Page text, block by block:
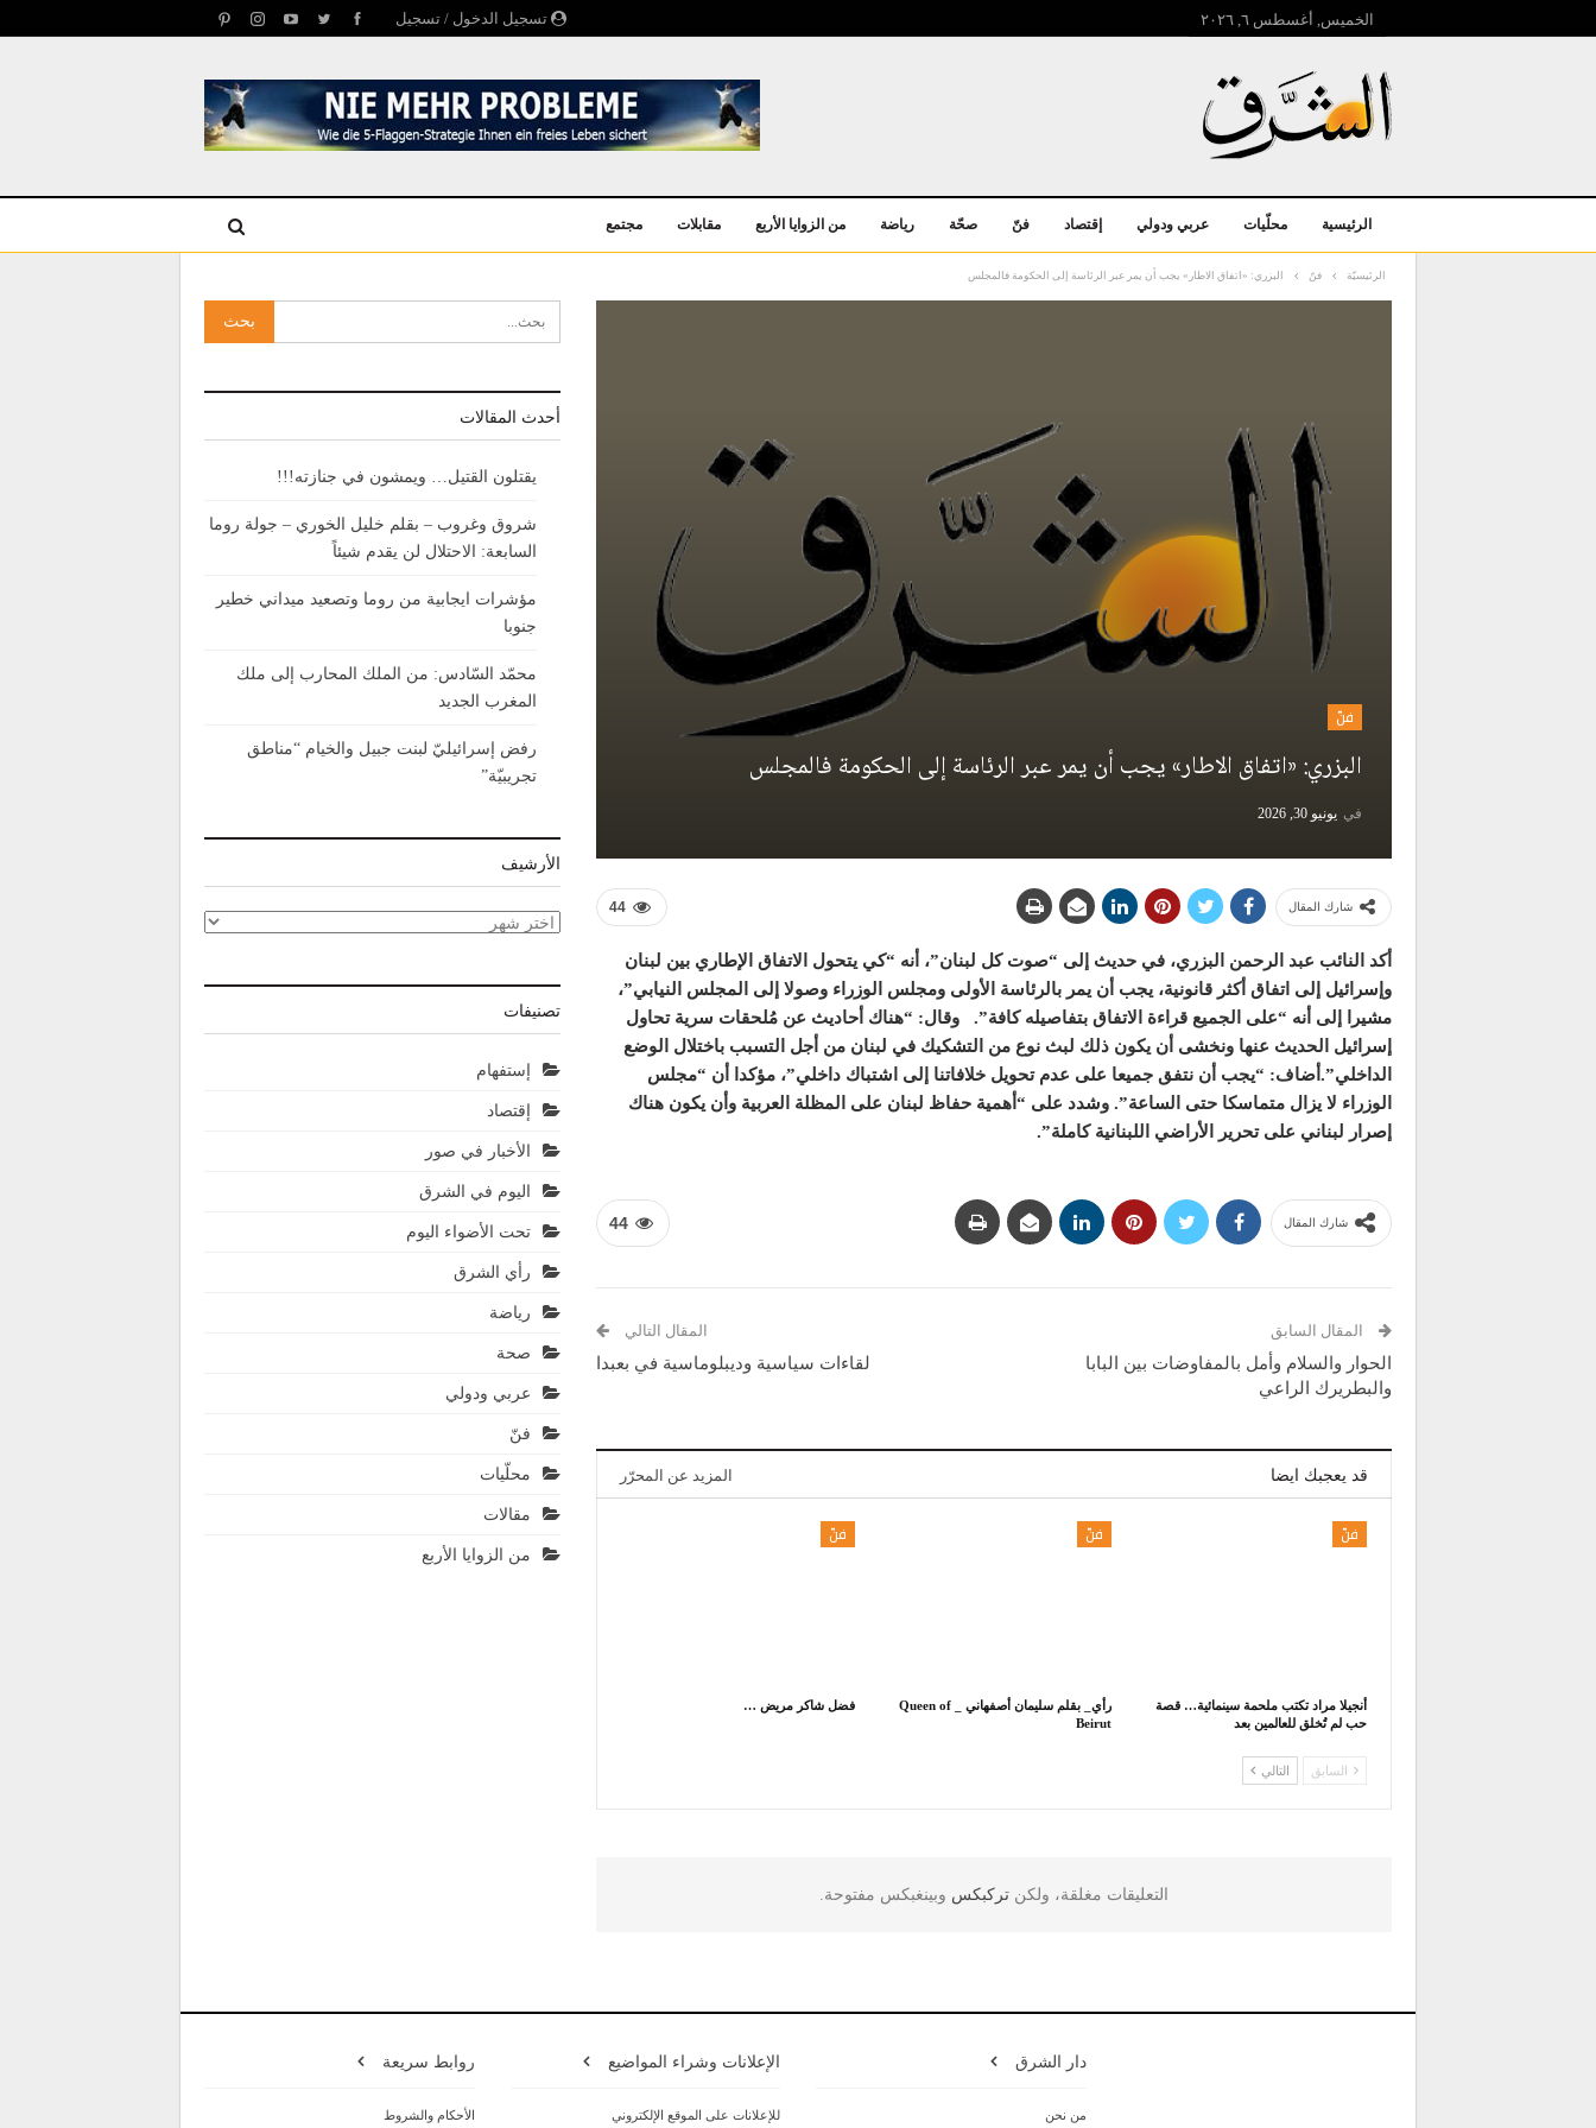
تسجيل الدخول / تسجيل الخميس, أغسطس ٦, ۲۰۲٦
الرئيسية محلّيات عربي ودولي إقتصاد فنّ صحّة رياضة من الزوايا الأربع مقابلات مجتمع
الرئيسيّة فنّ البزري: «اتفاق الاطار» يجب أن يمر عبر الرئاسة إلى الحكومة فالمجلس
فنّ
البزري: «اتفاق الاطار» يجب أن يمر عبر الرئاسة إلى الحكومة فالمجلس
في يونيو 30, 2026
44 شارك المقال
أكد النائب عبد الرحمن البزري، في حديث إلى “صوت كل لبنان”، أنه “كي يتحول الاتفاق الإطاري بين لبنان
وإسرائيل إلى اتفاق أكثر قانونية، يجب أن يمر بالرئاسة الأولى ومجلس الوزراء وصولا إلى المجلس النيابي”،
مشيرا إلى أنه “على الجميع قراءة الاتفاق بتفاصيله كافة”. وقال: “هناك أحاديث عن مُلحقات سرية تحاول
إسرائيل الحديث عنها ونخشى أن يكون ذلك لبث نوع من التشكيك في لبنان من أجل التسبب باختلال الوضع
الداخلي”.أضاف: “يجب أن نتفق جميعا على عدم تحويل خلافاتنا إلى اشتباك داخلي”، مؤكدا أن “مجلس
الوزراء لا يزال متماسكا حتى الساعة”. وشدد على “أهمية حفاظ لبنان على المظلة العربية وأن يكون هناك
إصرار لبناني على تحرير الأراضي اللبنانية كاملة”.
44 شارك المقال
المقال السابق
الحوار والسلام وأمل بالمفاوضات بين البابا
والبطريرك الراعي
المقال التالي
لقاءات سياسية وديبلوماسية في بعبدا
قد يعجبك ايضا المزيد عن المحرّر
فنّ
أنجيلا مراد تكتب ملحمة سينمائية… قصة
حب لم تُخلق للعالمين بعد
فنّ
رأي_ بقلم سليمان أصفهاني _ Queen of
Beirut
فنّ
فضل شاكر مريض …
السابق التالي
التعليقات مغلقة، ولكنتركبكس وبينغبكس مفتوحة.
أحدث المقالات
يقتلون القتيل… ويمشون في جنازته!!!
شروق وغروب – بقلم خليل الخوري – جولة روما
السابعة: الاحتلال لن يقدم شيئاً
مؤشرات ايجابية من روما وتصعيد ميداني خطير
جنوبا
محمّد السّادس: من الملك المحارب إلى ملك
المغرب الجديد
رفض إسرائيليّ لبنت جبيل والخيام “مناطق
تجريبيّة”
الأرشيف
الأرشيف
تصنيفات
إستفهام
إقتصاد
الأخبار في صور
اليوم في الشرق
تحت الأضواء اليوم
رأي الشرق
رياضة
صحة
عربي ودولي
فنّ
محلّيات
مقالات
من الزوايا الأربع
دار الشرق
من نحن
الإعلانات وشراء المواضيع
للإعلانات على الموقع الإلكتروني
روابط سريعة
الأحكام والشروط